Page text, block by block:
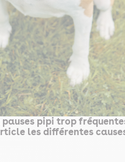
pipi trop
les différentes